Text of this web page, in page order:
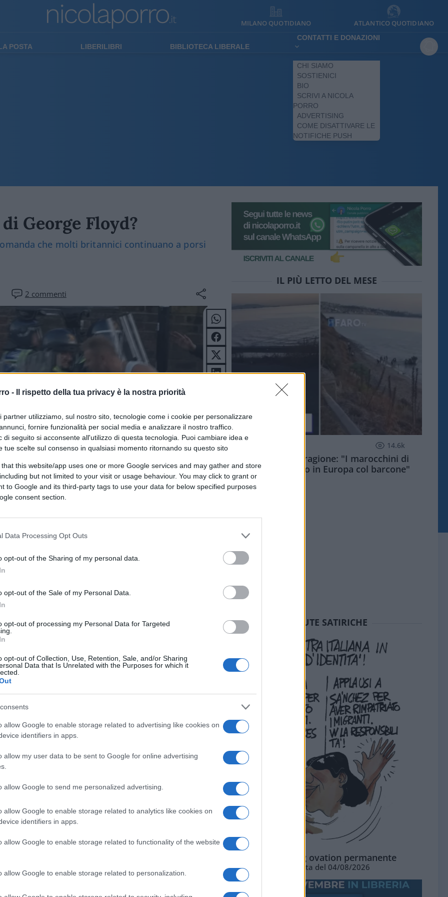
- Il rispetto della tua privacy è la nostra priorità
partner utilizziamo, sul nostro sito, tecnologie come i cookie per personalizzare
fornire funzionalità per social media e analizzare il nostro traffico.
di seguito si acconsente all'utilizzo di questa tecnologia. Puoi cambiare idea e
tue scelte sul consenso in qualsiasi momento ritornando su questo sito
that this website/app uses one or more Google services and may gather and store
but not limited to your visit or usage behaviour. You may click to grant or
to Google and its third-party tags to use your data for below specified purposes
consent section.
Data Processing Opt Outs
opt-out of the Sharing of my personal data.
opt-out of the Sale of my Personal Data.
opt-out of processing my Personal Data for Targeted
opt-out of Collection, Use, Retention, Sale, and/or Sharing
Data that Is Unrelated with the Purposes for which it
allow Google to enable storage related to advertising like cookies on
identifiers in apps.
allow my user data to be sent to Google for online advertising
allow Google to send me personalized advertising.
allow Google to enable storage related to analytics like cookies on
identifiers in apps.
allow Google to enable storage related to functionality of the website
allow Google to enable storage related to personalization.
MILANO QUOTIDIANO ATLANTICO QUOTIDIANO
POSTA LIBERILIBRI BIBLIOTECA LIBERALE
CONTATTI E DONAZIONI
CHI SIAMO
SOSTIENICI
BIO
SCRIVI A NICOLA
PORRO
ADVERTISING
COME DISATTIVARE LE
NOTIFICHE PUSH
George Floyd?
che molti britannici continuano a porsi
2 commenti
chatgpt
da un immigrato di seconda
del crimine ha ammanettato la vittima,
e “Sono stato accoltellato”. Il
la polizia trattava con riguardo
subito un’aggressione razzista.
di 18 anni, bianco, occidentale.
gli artisti, gli sportivi che si
inclusione)
trattata da colpevole e le istituzioni
dell’etnia. I Liberisti Italiani rifiutano
litania “diversità, equità, inclusione” e
di fronte alla legge.
IL PIÙ LETTO DEL MESE
14.6k
Meloni aveva ragione: "I marocchini di
Ceuta sbarcano in Europa col barcone"
SEDUTE SATIRICHE
La standing ovation permanente
Vignetta del 04/08/2026